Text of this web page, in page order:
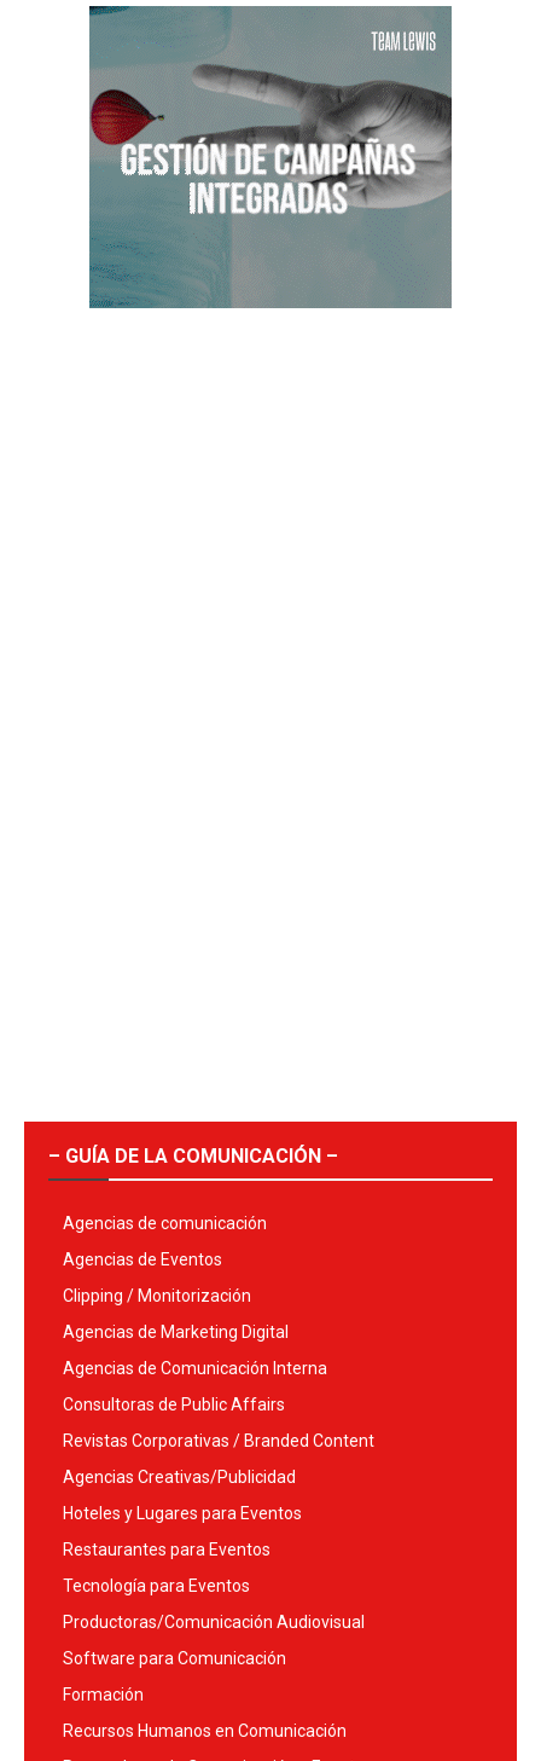
– GUÍA DE LA COMUNICACIÓN –
Agencias de comunicación
Agencias de Eventos
Clipping / Monitorización
Agencias de Marketing Digital
Agencias de Comunicación Interna
Consultoras de Public Affairs
Revistas Corporativas / Branded Content
Agencias Creativas/Publicidad
Hoteles y Lugares para Eventos
Restaurantes para Eventos
Tecnología para Eventos
Productoras/Comunicación Audiovisual
Software para Comunicación
Formación
Recursos Humanos en Comunicación